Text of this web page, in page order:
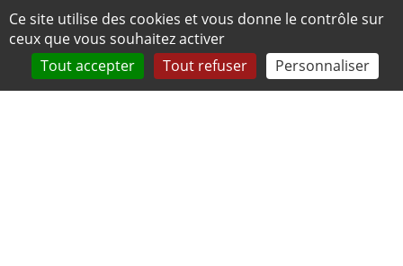
Panneau de gestion des cookies
Ce site utilise des cookies et vous donne le contrôle sur
ceux que vous souhaitez activer
Tout accepter
Tout refuser Personnaliser